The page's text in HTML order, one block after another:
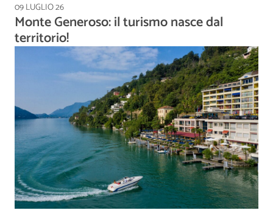
09 LUGLIO 26
Monte Generoso: il turismo nasce dal
territorio!